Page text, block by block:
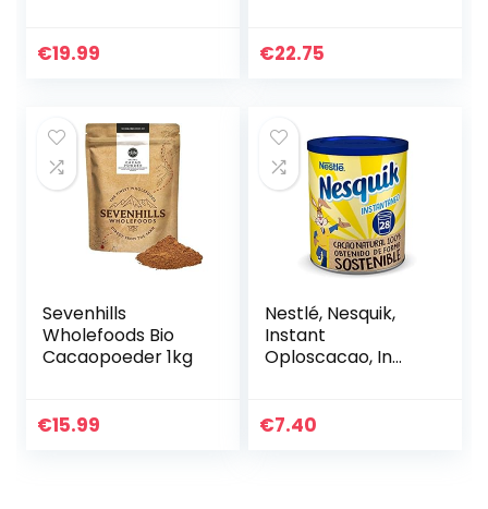
€19.99
chocolade,
€22.75
Sevenhills
Wholefoods Bio
Cacaopoeder 1kg
€15.99
Nestlé, Nesquik,
Instant
Oploscacao, In
€7.40